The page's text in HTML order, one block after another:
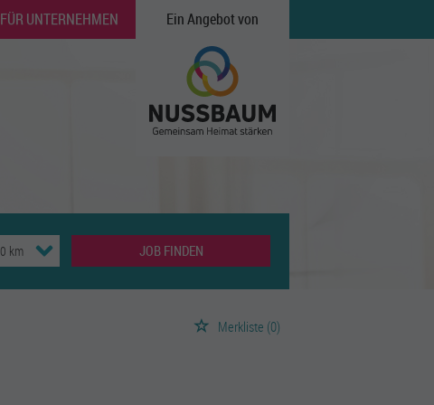
FÜR UNTERNEHMEN Ein Angebot von
JOB FINDEN
Merkliste (0)